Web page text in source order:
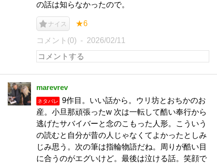
の話は知らなかったので。
ナイス ★6
コメント(0) 2026/02/11
marevrev
ネタバレ
9作目。いい話から。ウリ坊とおちかのお
産。小旦那頑張ったw 次は一転して酷い奉行から
逃げたサバイバーと念のこもった人形。こういう
の読むと自分が昔の人じゃなくてよかったとしみ
じみ思う。次の筆は指輪物語だね。周りが酷い目
に合うのがエグいけど。最後は泣ける話。笑顔で